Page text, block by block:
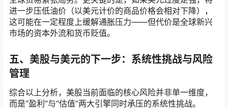
进一步压低油价（以美元计价的商品价格会相对下降），
这可能在一定程度上缓解通胀压力——但代价是全球新兴
市场的资本外流和货币贬值。
五、美股与美元的下一步：系统性挑战与风险
管理
综合以上分析，美股当前面临的核心风险并非单一维度，
而是“盈利”与“估值”两大引擎同时承压的系统性挑战。